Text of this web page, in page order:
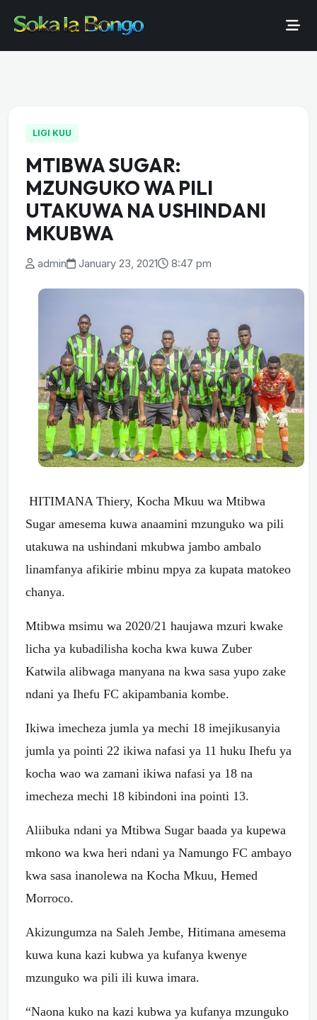
LIGI KUU
MTIBWA SUGAR:
MZUNGUKO WA PILI
UTAKUWA NA USHINDANI
MKUBWA
admin January 23, 2021 8:47 pm
HITIMANA Thiery, Kocha Mkuu wa Mtibwa
Sugar amesema kuwa anaamini mzunguko wa pili
utakuwa na ushindani mkubwa jambo ambalo
linamfanya afikirie mbinu mpya za kupata matokeo
chanya.
Mtibwa msimu wa 2020/21 haujawa mzuri kwake
licha ya kubadilisha kocha kwa kuwa Zuber
Katwila alibwaga manyana na kwa sasa yupo zake
ndani ya Ihefu FC akipambania kombe.
Ikiwa imecheza jumla ya mechi 18 imejikusanyia
jumla ya pointi 22 ikiwa nafasi ya 11 huku Ihefu ya
kocha wao wa zamani ikiwa nafasi ya 18 na
imecheza mechi 18 kibindoni ina pointi 13.
Aliibuka ndani ya Mtibwa Sugar baada ya kupewa
mkono wa kwa heri ndani ya Namungo FC ambayo
kwa sasa inanolewa na Kocha Mkuu, Hemed
Morroco.
Akizungumza na Saleh Jembe, Hitimana amesema
kuwa kuna kazi kubwa ya kufanya kwenye
mzunguko wa pili ili kuwa imara.
“Naona kuko na kazi kubwa ya kufanya mzunguko